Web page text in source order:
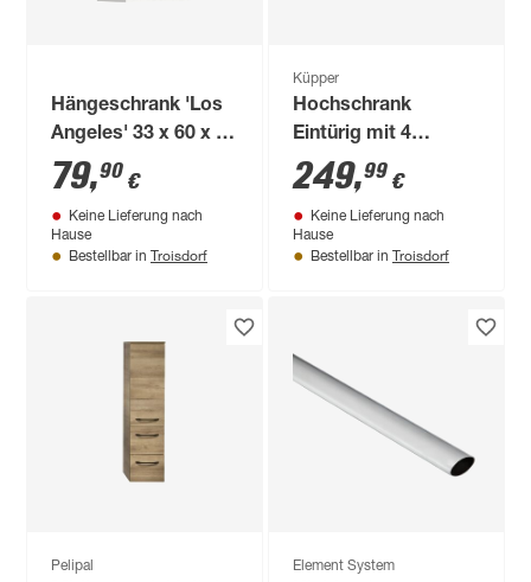
Hängeschrank 'Los
Angeles' 33 x 60 x 21
cm
79,90 €
Keine Lieferung nach
Hause
Bestellbar in Troisdorf
Küpper
Hochschrank
Eintürig mit 4
Fachböden
dunkelrot 45,5 x 180
x 45 cm
249,99 €
Keine Lieferung nach
Hause
Bestellbar in Troisdorf
Pelipal Element System